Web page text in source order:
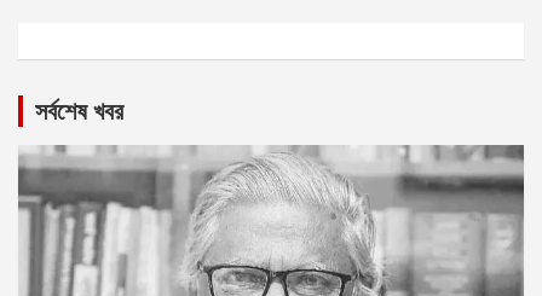
সর্বশেষ খবর